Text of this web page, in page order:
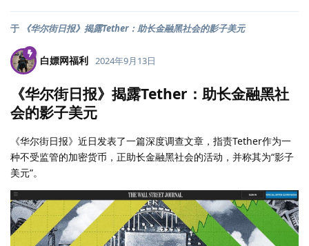
于 《华尔街日报》揭露Tether：助长金融黑社会的影子美元
白嫖网福利 2024年9月13日
《华尔街日报》揭露Tether：助长金融黑社
会的影子美元
《华尔街日报》近日发表了一篇深度调查文章，指责Tether作为一
种不受监管的加密货币，正助长金融黑社会的活动，并称其为“影子
美元”。